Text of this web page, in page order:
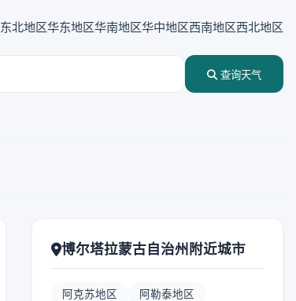
东北地区华东地区华南地区华中地区西南地区西北地区
查询天气
博尔塔拉蒙古自治州附近城市
阿克苏地区 阿勒泰地区